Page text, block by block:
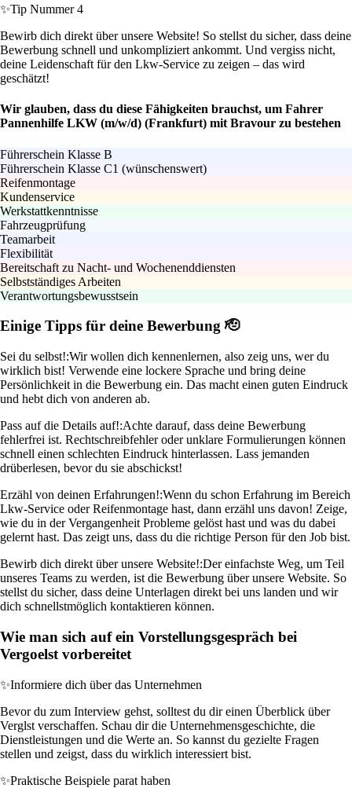
✨Tip Nummer 4
Bewirb dich direkt über unsere Website! So stellst du sicher, dass deine
Bewerbung schnell und unkompliziert ankommt. Und vergiss nicht,
deine Leidenschaft für den Lkw-Service zu zeigen – das wird
geschätzt!
Wir glauben, dass du diese Fähigkeiten brauchst, um Fahrer
Pannenhilfe LKW (m/w/d) (Frankfurt) mit Bravour zu bestehen
Führerschein Klasse B
Führerschein Klasse C1 (wünschenswert)
Reifenmontage
Kundenservice
Werkstattkenntnisse
Fahrzeugprüfung
Teamarbeit
Flexibilität
Bereitschaft zu Nacht- und Wochenenddiensten
Selbstständiges Arbeiten
Verantwortungsbewusstsein
Einige Tipps für deine Bewerbung 🫡
Sei du selbst!:Wir wollen dich kennenlernen, also zeig uns, wer du
wirklich bist! Verwende eine lockere Sprache und bring deine
Persönlichkeit in die Bewerbung ein. Das macht einen guten Eindruck
und hebt dich von anderen ab.
Pass auf die Details auf!:Achte darauf, dass deine Bewerbung
fehlerfrei ist. Rechtschreibfehler oder unklare Formulierungen können
schnell einen schlechten Eindruck hinterlassen. Lass jemanden
drüberlesen, bevor du sie abschickst!
Erzähl von deinen Erfahrungen!:Wenn du schon Erfahrung im Bereich
Lkw-Service oder Reifenmontage hast, dann erzähl uns davon! Zeige,
wie du in der Vergangenheit Probleme gelöst hast und was du dabei
gelernt hast. Das zeigt uns, dass du die richtige Person für den Job bist.
Bewirb dich direkt über unsere Website!:Der einfachste Weg, um Teil
unseres Teams zu werden, ist die Bewerbung über unsere Website. So
stellst du sicher, dass deine Unterlagen direkt bei uns landen und wir
dich schnellstmöglich kontaktieren können.
Wie man sich auf ein Vorstellungsgespräch bei
Vergoelst vorbereitet
✨Informiere dich über das Unternehmen
Bevor du zum Interview gehst, solltest du dir einen Überblick über
Verglst verschaffen. Schau dir die Unternehmensgeschichte, die
Dienstleistungen und die Werte an. So kannst du gezielte Fragen
stellen und zeigst, dass du wirklich interessiert bist.
✨Praktische Beispiele parat haben